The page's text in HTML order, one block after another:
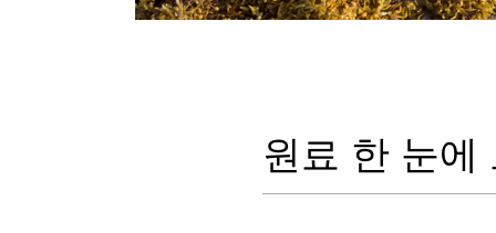
원료 한 눈에